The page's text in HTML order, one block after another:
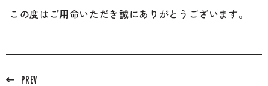
この度はご用命いただき誠にありがとうございます。
PREV